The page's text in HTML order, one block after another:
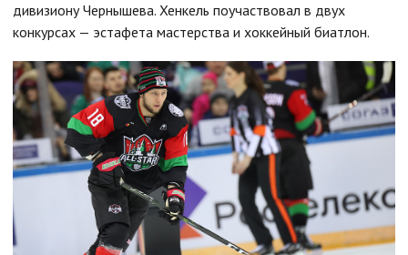
дивизиону Чернышева. Хенкель поучаствовал в двух
конкурсах — эстафета мастерства и хоккейный биатлон.